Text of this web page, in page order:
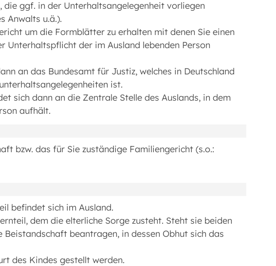
die ggf. in der Unterhaltsangelegenheit vorliegen
Anwalts u.ä.).
um die Formblätter zu erhalten mit denen Sie einen
Unterhaltspflicht der im Ausland lebenden Person
an das Bundesamt für Justiz, welches in Deutschland
ist.
sich dann an die Zentrale Stelle des Auslands, in dem
aufhält.
bzw. das für Sie zuständige Familiengericht (s.o.:
befindet sich im Ausland.
dem die elterliche Sorge zusteht. Steht sie beiden
Beistandschaft beantragen, in dessen Obhut sich das
des Kindes gestellt werden.